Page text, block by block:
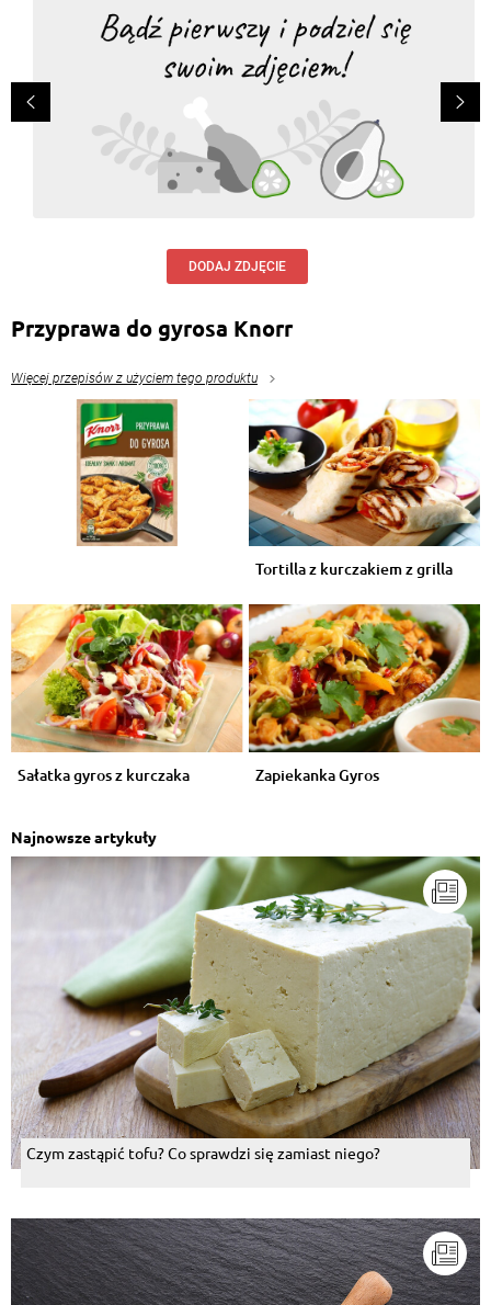
DODAJ ZDJĘCIE
Przyprawa do gyrosa Knorr
Więcej przepisów z użyciem tego produktu
Tortilla z kurczakiem z grilla
Sałatka gyros z kurczaka Zapiekanka Gyros
Najnowsze artykuły
Czym zastąpić tofu? Co sprawdzi się zamiast niego?